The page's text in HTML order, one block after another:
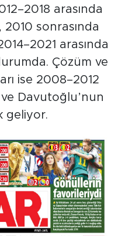
arasında
sonrasında
arasında
Çözüm ve
ise 2008–2012
Davutoğlu’nun
geliyor.